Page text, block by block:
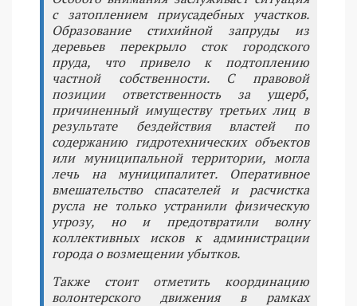
с затоплением приусадебных участков.
Образование стихийной запруды из
деревьев перекрыло сток городского
пруда, что привело к подтоплению
частной собственности. С правовой
позиции ответственность за ущерб,
причиненный имуществу третьих лиц в
результате бездействия властей по
содержанию гидротехнических объектов
или муниципальной территории, могла
лечь на муниципалитет. Оперативное
вмешательство спасателей и расчистка
русла не только устранили физическую
угрозу, но и предотвратили волну
коллективных исков к администрации
города о возмещении убытков.
Также стоит отметить координацию
волонтерского движения в рамках